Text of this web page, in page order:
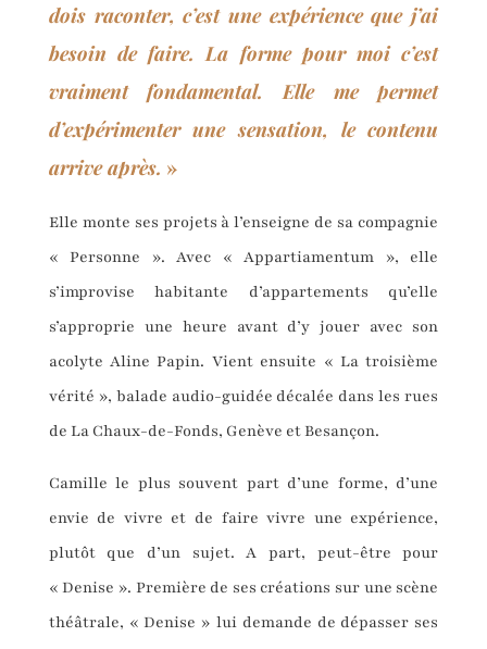
dois raconter, c’est une expérience que j’ai
besoin de faire. La forme pour moi c’est
vraiment fondamental. Elle me permet
d’expérimenter une sensation, le contenu
arrive après. »
Elle monte ses projets à l’enseigne de sa compagnie
« Personne ». Avec « Appartiamentum », elle
s’improvise habitante d’appartements qu’elle
s’approprie une heure avant d’y jouer avec son
acolyte Aline Papin. Vient ensuite « La troisième
vérité », balade audio-guidée décalée dans les rues
de La Chaux-de-Fonds, Genève et Besançon.
Camille le plus souvent part d’une forme, d’une
envie de vivre et de faire vivre une expérience,
plutôt que d’un sujet. A part, peut-être pour
« Denise ». Première de ses créations sur une scène
théâtrale, « Denise » lui demande de dépasser ses